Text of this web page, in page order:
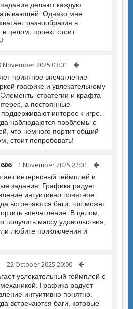
делают каждую
Однако мне
разнообразия в
в целом, проект стоит
November 2025 03:01
приятное впечатление
графике и увлекательному
стратегии и крафта
а постоянные
интерес к игре.
наблюдаются проблемы с
что немного портит общий
стоит попробовать!
1 November 2025 22:01
интересный геймплей и
задания. Графика радует
интуитивно понятное.
встречаются баги, что может
впечатление. В целом,
получить массу удовольствия,
любите приключения и
22 October 2025 20:00
увлекательный геймплей с
Графика радует
интуитивно понятно.
встречаются баги, которые